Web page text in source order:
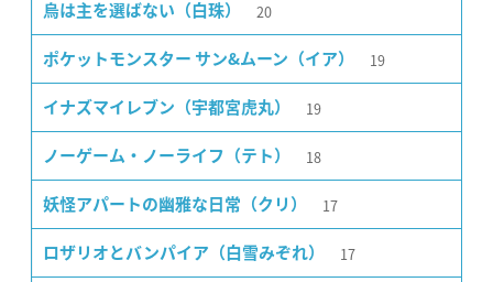
烏は主を選ばない（白珠） 20
ポケットモンスター サン&ムーン（イア） 19
イナズマイレブン（宇都宮虎丸） 19
ノーゲーム・ノーライフ（テト） 18
妖怪アパートの幽雅な日常（クリ） 17
ロザリオとバンパイア（白雪みぞれ） 17